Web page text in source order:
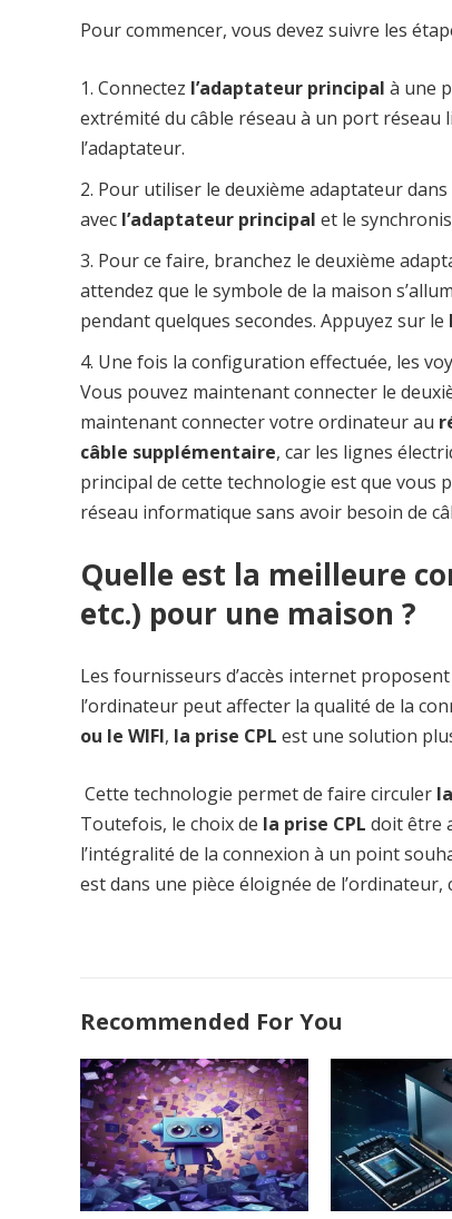
Pour commencer, vous devez suivre les
Connectez l’adaptateur principal à une
extrémité du câble réseau à un port réseau
l’adaptateur.
Pour utiliser le deuxième adaptateur
avec l’adaptateur principal et le
Pour ce faire, branchez le deuxième
attendez que le symbole de la maison
pendant quelques secondes. Appuyez sur le
Une fois la configuration effectuée, les
Vous pouvez maintenant connecter le
maintenant connecter votre ordinateur au
câble supplémentaire, car les lignes
principal de cette technologie est que vous
réseau informatique sans avoir besoin de
Quelle est la meilleure
etc.) pour une maison ?
Les fournisseurs d’accès internet proposent
l’ordinateur peut affecter la qualité de la
ou le WIFI, la prise CPL est une solution
Cette technologie permet de faire circuler
Toutefois, le choix de la prise CPL doit être
l’intégralité de la connexion à un point
est dans une pièce éloignée de
Recommended For You